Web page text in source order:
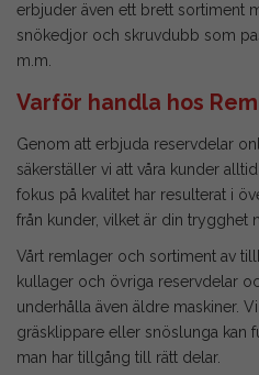
erbjuder även ett brett sortiment
snökedjor och skruvdubb som
m.m.
Varför handla hos
Genom att erbjuda reservdelar
säkerställer vi att våra kunder
fokus på kvalitet har resulterat i
från kunder, vilket är din trygghet
Vårt remlager och sortiment av
kullager och övriga reservdelar
underhålla även äldre maskiner.
gräsklippare eller snöslunga kan
man har tillgång till rätt delar.